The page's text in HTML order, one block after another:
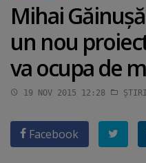
Mihai
un nou
va ocupa de
19 NOV 2015 12:28
Facebook